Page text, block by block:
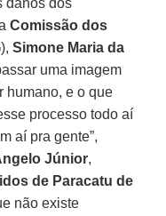
Comissão dos
),Simone Maria da
uma imagem
humano, e o que
processo todo aí
aí pra gente”,
Júnior,
de Paracatu de
não existe